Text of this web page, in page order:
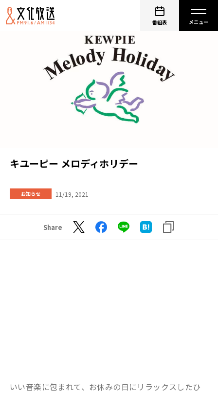
番組表
キユーピー メロディホリデー
お知らせ 11/19, 2021
Share
いい音楽に包まれて、お休みの日にリラックスしたひ